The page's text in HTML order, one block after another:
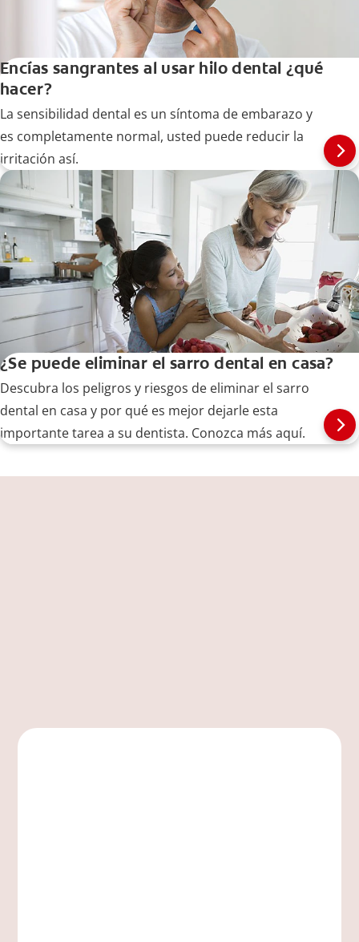
Encías sangrantes al usar hilo dental ¿qué
hacer?
La sensibilidad dental es un síntoma de embarazo y
es completamente normal, usted puede reducir la
irritación así.
¿Se puede eliminar el sarro dental en casa?
Descubra los peligros y riesgos de eliminar el sarro
dental en casa y por qué es mejor dejarle esta
importante tarea a su dentista. Conozca más aquí.